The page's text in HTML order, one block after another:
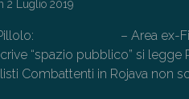
2 Luglio 2019
Pillolo: – Area ex-Fiat di
scrive “spazio pubblico”
Combattenti in Rojava non